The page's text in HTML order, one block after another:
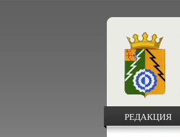
РЕДАКЦИЯ